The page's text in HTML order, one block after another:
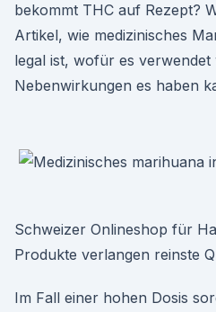
bekommt THC auf Rezept?
Artikel, wie medizinisches
legal ist, wofür es
Nebenwirkungen es haben
Schweizer Onlineshop für
Produkte verlangen reinste
Im Fall einer hohen Dosis